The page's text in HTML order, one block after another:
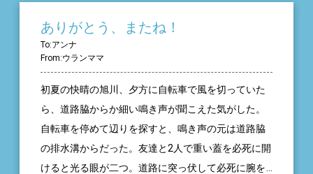
ありがとう、またね！
To:アンナ
From:ウランママ
初夏の快晴の旭川、夕方に自転車で風を切っていた
ら、道路脇からか細い鳴き声が聞こえた気がした。
自転車を停めて辺りを探すと、鳴き声の元は道路脇
の排水溝からだった。友達と2人で重い蓋を必死に開
けると光る眼が二つ。道路に突っ伏して必死に腕を